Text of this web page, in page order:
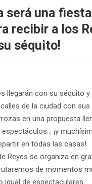
será una
recibir a los
séquito!
llegarán con su séquito y
de la ciudad con sus
en una propuesta
¡y
en todas las casas!
Reyes se organiza en
de momentos
igual de espectaculares.